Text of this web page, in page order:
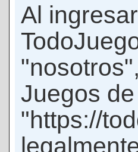
Al
Juegos
"https://